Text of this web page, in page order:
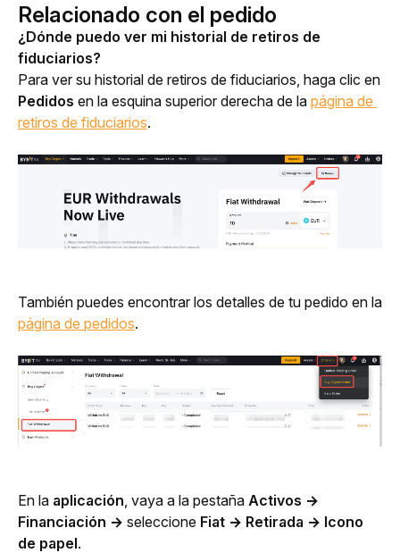
Relacionado con el pedido
¿Dónde puedo ver mi historial de retiros de
fiduciarios?
Pedidos en la esquina superior derecha de la página de
retiros de fiduciarios.
página de pedidos.
En la aplicación, vaya a la pestaña Activos →
Financiación → seleccione Fiat → Retirada → Icono
de papel.